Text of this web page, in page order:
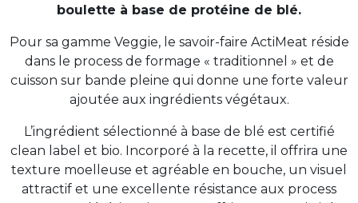
boulette à base de protéine de blé.
Pour sa gamme Veggie, le savoir-faire ActiMeat réside
dans le process de formage « traditionnel » et de
cuisson sur bande pleine qui donne une forte valeur
ajoutée aux ingrédients végétaux.
L’ingrédient sélectionné à base de blé est certifié
clean label et bio. Incorporé à la recette, il offrira une
texture moelleuse et agréable en bouche, un visuel
attractif et une excellente résistance aux process